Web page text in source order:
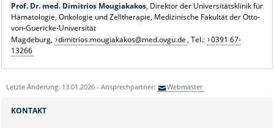
Prof. Dr. med. Dimitrios Mougiakakos, Direktor der Universitätsklinik für
Hämatologie, Onkologie und Zelltherapie, Medizinische Fakultät der Otto-
von-Guericke-Universität
Magdeburg,
dimitrios.mougiakakos@med.ovgu.de, Tel.: 0391 67-
13266
Letzte Änderung: 13.01.2026 - Ansprechpartner: Webmaster
KONTAKT